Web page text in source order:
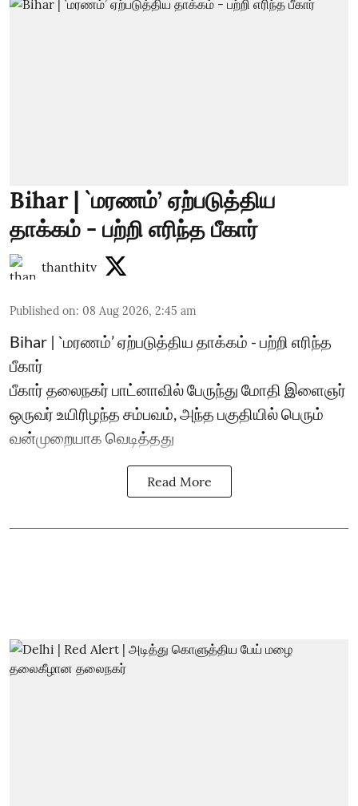
Bihar | `மரணம்’ ஏற்படுத்திய
தாக்கம் - பற்றி எரிந்த பீகார்
thanthitv
Published on: 08 Aug 2026, 2:45 am
Bihar | `மரணம்’ ஏற்படுத்திய தாக்கம் - பற்றி எரிந்த
பீகார்
பீகார் தலைநகர் பாட்னாவில் பேருந்து மோதி இளைஞர்
ஒருவர் உயிரிழந்த சம்பவம், அந்த பகுதியில் பெரும்
வன்முறையாக வெடித்தது
Read More